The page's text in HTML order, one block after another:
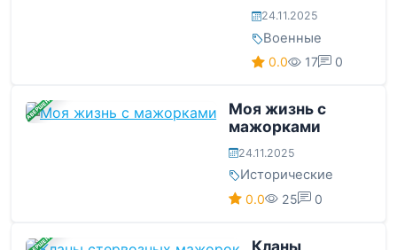
24.11.2025
Военные
0.0 17 0
ЗАВЕРШЕНА
Моя жизнь с
мажорками
24.11.2025
Исторические
0.0 25 0
Кланы